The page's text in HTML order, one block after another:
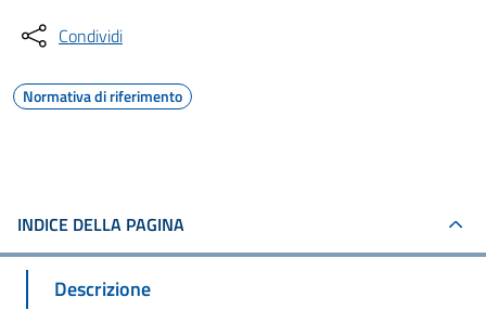
Condividi
Normativa di riferimento
INDICE DELLA PAGINA
Descrizione